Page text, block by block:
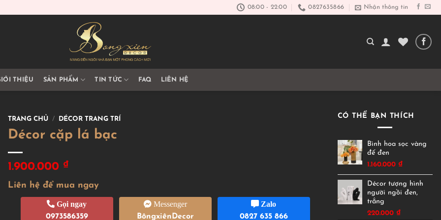
08:00 - 22:00 0827635866 Nhận thông tin
THIỆU SẢN PHẨM TIN TỨC FAQ LIÊN HỆ
TRANG CHỦ / DÉCOR TRANG TRÍ
Décor cặp lá bạc
1.900.000 ₫
Liên hệ để mua ngay
Gọi ngay
0973586359
Messenger
BôngxiênDecor
Zalo
0827 635 866
CÓ THỂ BẠN THÍCH
Bình hoa sọc vàng
đế đen
1.160.000 ₫
Décor tượng hình
người ngồi đen,
trắng
220.000 ₫